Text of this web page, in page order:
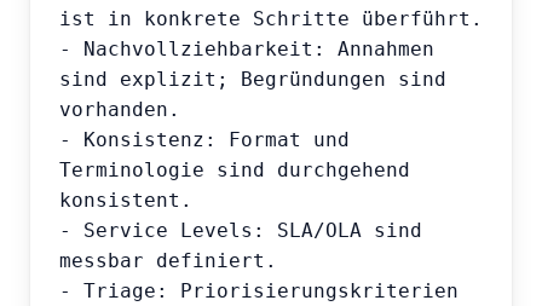
ist in konkrete Schritte überführt.
- Nachvollziehbarkeit: Annahmen
sind explizit; Begründungen sind
vorhanden.
- Konsistenz: Format und
Terminologie sind durchgehend
konsistent.
- Service Levels: SLA/OLA sind
messbar definiert.
- Triage: Priorisierungskriterien